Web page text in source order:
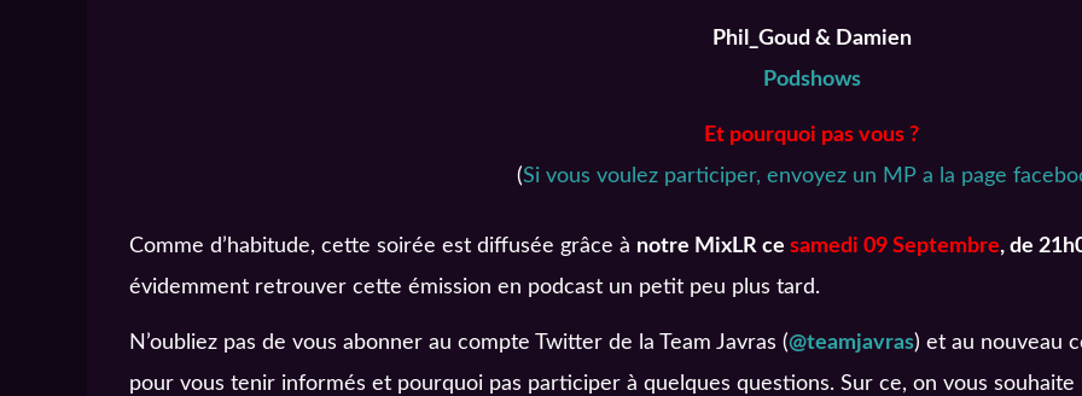
Phil_Goud & Damien
Podshows
Et pourquoi pas vous ?
(Si vous voulez participer, envoyez un MP a la page
Comme d’habitude, cette soirée est diffusée grâce à notre MixLR ce samedi 09 Septembre, de
évidemment retrouver cette émission en podcast un petit peu plus tard.
N’oubliez pas de vous abonner au compte Twitter de la Team Javras (@teamjavras) et au nouveau
pour vous tenir informés et pourquoi pas participer à quelques questions. Sur ce, on vous